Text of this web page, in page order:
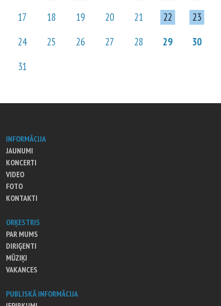
17
18 19 20 21 22
23
24
25 26 27 28 29
30
31
INFORMĀCIJA
JAUNUMI
KONCERTI
VIDEO
FOTO
KONTAKTI
ORĶESTRIS
PAR MUMS
DIRIĢENTI
MŪZIĶI
VAKANCES
PUBLISKĀ INFORMĀCIJA